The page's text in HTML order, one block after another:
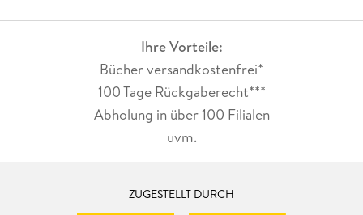
Ihre Vorteile:
Bücher versandkostenfrei*
100 Tage Rückgaberecht***
Abholung in über 100 Filialen
uvm.
ZUGESTELLT DURCH